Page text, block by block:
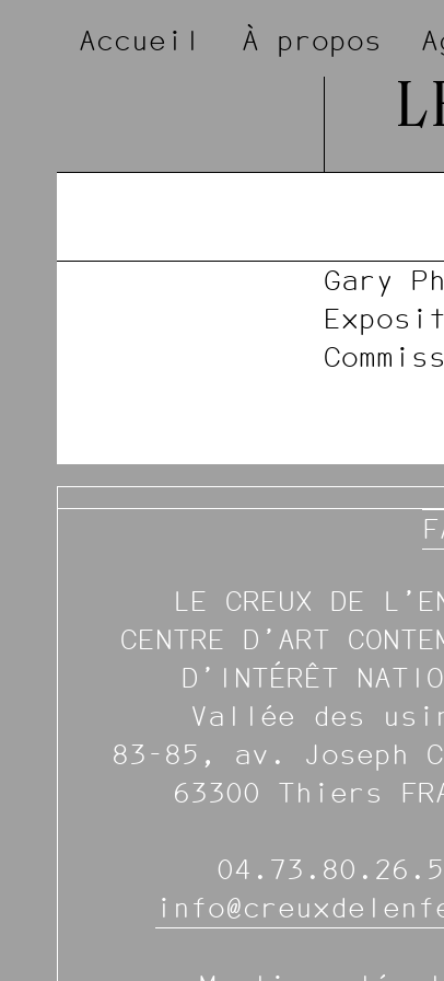
Accueil À propos
Gary
LE CREUX DE
CENTRE D’ART
D’INTÉRÊT
Vallée des
83-85, av. Joseph
63300 Thiers